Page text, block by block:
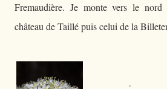
Fremaudière. Je monte vers le
château de Taillé puis celui de la